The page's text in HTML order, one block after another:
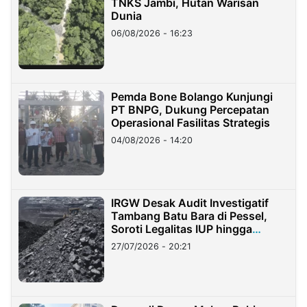
TNKS Jambi, Hutan Warisan
Dunia
06/08/2026 - 16:23
Pemda Bone Bolango Kunjungi
PT BNPG, Dukung Percepatan
Operasional Fasilitas Strategis
04/08/2026 - 14:20
IRGW Desak Audit Investigatif
Tambang Batu Bara di Pessel,
Soroti Legalitas IUP hingga
Stockpile
27/07/2026 - 20:21